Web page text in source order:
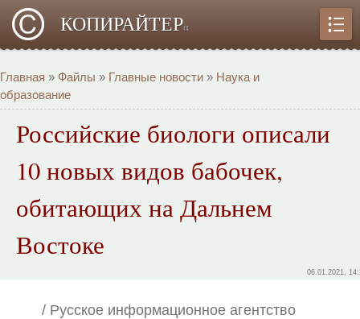
КОПИРАЙТЕРα
Главная » Файлы » Главные новости » Наука и
образование
Российские биологи описали
10 новых видов бабочек,
обитающих на Дальнем
Востоке
06.01.2021,
/ Русское информационное агентство